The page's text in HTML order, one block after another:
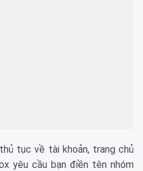
tục về tài khoản, trang chủ
yêu cầu bạn điền tên nhóm